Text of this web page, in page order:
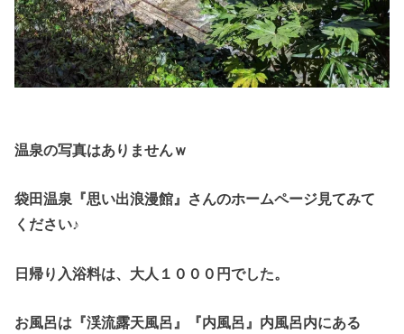
温泉の写真はありませんｗ
袋田温泉『思い出浪漫館』さんのホームページ見てみて
ください♪
日帰り入浴料は、大人１０００円でした。
お風呂は『渓流露天風呂』『内風呂』内風呂内にある